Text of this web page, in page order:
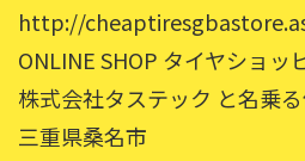
http://
ONLINE SHOP タイヤショッ
株式会社タステック と名乗
三重県桑名市